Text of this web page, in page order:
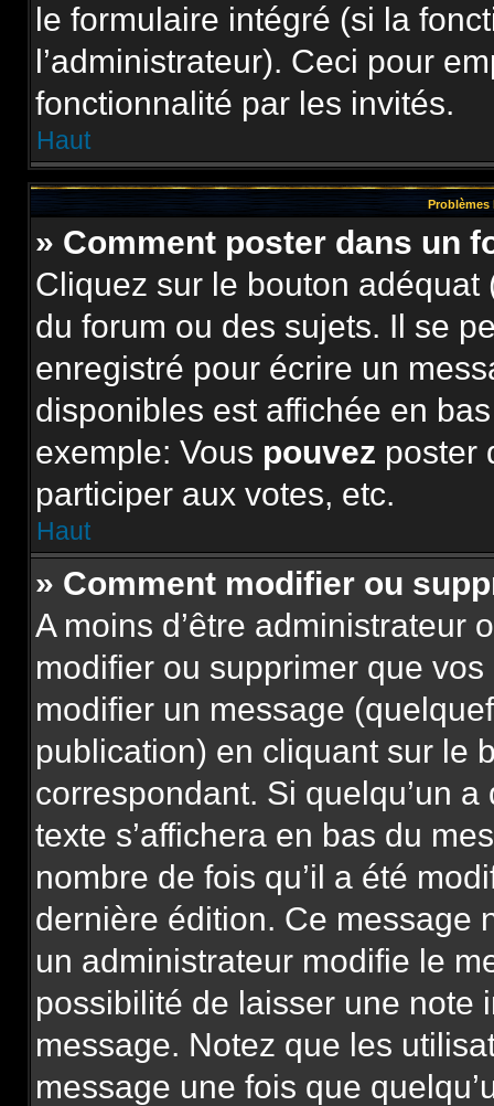
le formulaire intégré (si la
l’administrateur). Ceci pour
fonctionnalité par les invités.
Haut
Problèmes
» Comment poster dans un
Cliquez sur le bouton
du forum ou des sujets. Il se
enregistré pour écrire un
disponibles est affichée en
exemple: Vous pouvez poster
participer aux votes, etc.
Haut
» Comment modifier ou
A moins d’être administrateur
modifier ou supprimer que
modifier un message
publication) en cliquant sur le
correspondant. Si quelqu’un
texte s’affichera en bas du
nombre de fois qu’il a été
dernière édition. Ce message
un administrateur modifie le
possibilité de laisser une note
message. Notez que les
message une fois que